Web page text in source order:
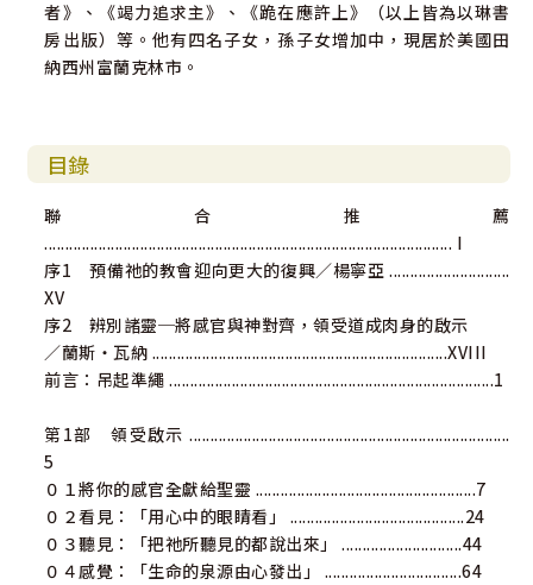
◎吉姆‧歌珥是個成熟的先知性代禱者與先知性教師，以他
數十年信仰追求和服事的經驗寫成本書，把「如何正確分
辨」的真理原則和竅門都說得很清楚，是每個有心跟隨耶穌
聯名推薦：
廖文華牧師、柳子駿牧師、周巽正牧師
國際推薦：
◎我相信這本書是這位先知送給教會的禮物，並且就像他上
一本書《先見》一樣，這一本也將在未來數十年的教會中留
下印記。請你閱讀、享受、被啟發、受裝備，得著能力，為
了現今的機會。
◎神賜給祂百姓最美好的禮物之一就是分辨力的恩賜。在這
末後的日子，我們多麼需要智慧與憐憫兼具的分辨力啊！書
中簡潔有力地教導我們如何分辨神的作為和仇敵的行動，我
未曾讀過比這本更有助於預備我們面對將來的書。
西蒙斯／The Passion版英文聖經翻譯計畫主責譯者
者》、《竭力追求主》、《跪在應許上》（以上皆為以琳書
房出版）等。他有四名子女，孫子女增加中，現居於美國田
納西州富蘭克林市。
目錄
聯合推薦
.................................................................................................. I
序1 預備祂的教會迎向更大的復興／楊寧亞 .............................
XV
序2 辨別諸靈─將感官與神對齊，領受道成肉身的啟示
／蘭斯‧瓦納 .......................................................................XVIII
前言：吊起準繩 ..............................................................................1
第1部 領受啟示 .............................................................................
5
０１將你的感官全獻給聖靈 .....................................................7
０２看見：「用心中的眼睛看」 ..........................................24
０３聽見：「把祂所聽見的都說出來」 .............................44
０４感覺：「生命的泉源由心發出」 .................................64